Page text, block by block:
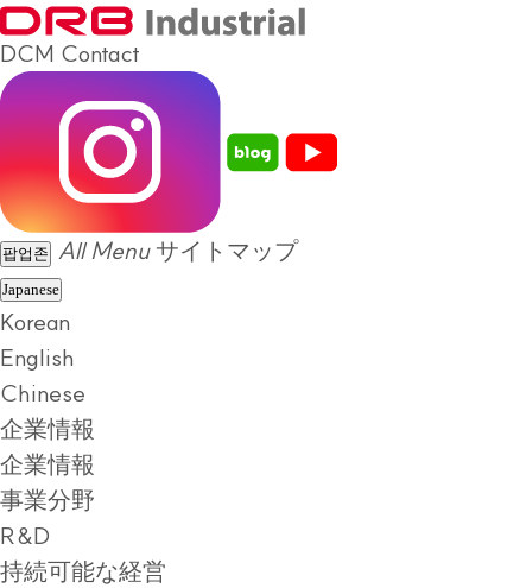
DCM Contact
팝업존 All Menu サイトマップ
Japanese
Korean
English
Chinese
企業情報
企業情報
事業分野
R&D
持続可能な経営